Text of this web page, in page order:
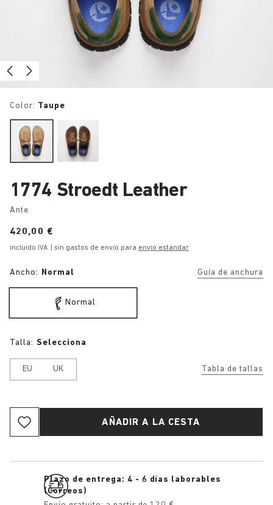
Color: Taupe
1774 Stroedt Leather
Ante
Price:
420,00 €
incluido IVA | sin gastos de envío para envío estándar
Ancho: Normal Guía de anchura
Normal
Tabla de tallas
Talla: Selecciona
EU UK
AÑADIR A LA CESTA
Plazo de entrega: 4 - 6 días laborables
(Correos)